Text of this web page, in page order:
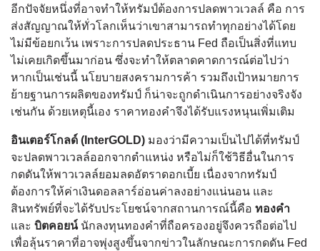
อีกปัจจัยหนึ่งที่อาจทำให้ทรัมป์ต้องการปลดพาวเวลล์ คือ การ
ส่งสัญญาณให้ทั่วโลกเห็นว่าเขาสามารถทำทุกอย่างได้โดย
ไม่มีข้อยกเว้น เพราะการปลดประธาน Fed ถือเป็นสิ่งที่แทบ
ไม่เคยเกิดขึ้นมาก่อน ซึ่งจะทำให้ตลาดคาดการณ์ต่อไปว่า
หากเป็นเช่นนี้ นโยบายสงครามการค้า รวมถึงเป้าหมายการ
ย้ายฐานการผลิตของทรัมป์ ก็น่าจะถูกดำเนินการอย่างจริงจัง
เช่นกัน ด้วยเหตุนี้เอง ราคาทองคำจึงได้รับแรงหนุนเพิ่มเติม
อินเตอร์โกลด์ (InterGOLD) มองว่ามีความเป็นไปได้ที่ทรัมป์
จะปลดพาวเวลล์ออกจากตำแหน่ง หรือไม่ก็ใช้วิธีอื่นในการ
กดดันให้พาวเวลล์ยอมลดอัตราดอกเบี้ย เนื่องจากทรัมป์
ต้องการให้ค่าเงินดอลลาร์อ่อนค่าลงอย่างแน่นอน และ
สินทรัพย์ที่จะได้รับประโยชน์จากสถานการณ์นี้คือ ทองคำ
และ บิตคอยน์นักลงทุนทองคำที่ถือครองอยู่จึงควรถือต่อไป
เพื่อลุ้นราคาที่อาจพุ่งสูงขึ้นจากข่าวในลักษณะการกดดัน Fed